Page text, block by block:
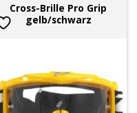
Cross-Brille Pro Grip
gelb/schwarz